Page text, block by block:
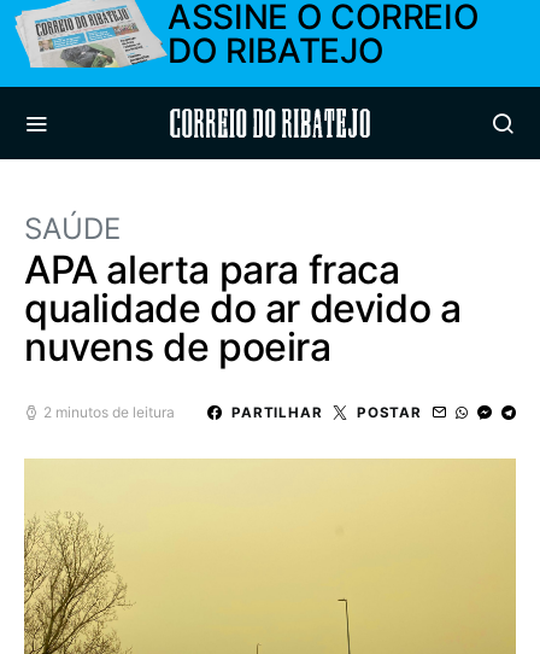
ASSINE O CORREIO
DO RIBATEJO
Correio do Ribatejo
SAÚDE
APA alerta para fraca
qualidade do ar devido a
nuvens de poeira
2 minutos de leitura PARTILHAR POSTAR